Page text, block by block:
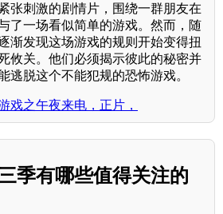
张刺激的剧情片，围绕一群朋友在
了一场看似简单的游戏。然而，随
渐发现这场游戏的规则开始变得扭
攸关。他们必须揭示彼此的秘密并
逃脱这个不能犯规的恐怖游戏。
戏之午夜来电，正片，
季有哪些值得关注的